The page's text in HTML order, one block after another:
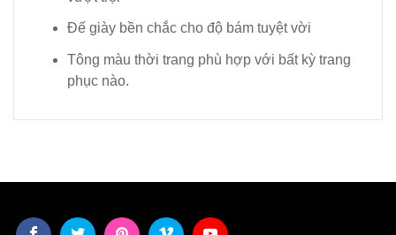
Đế giày bền chắc cho độ bám tuyệt vời
Tông màu thời trang phù hợp với bất kỳ trang
phục nào.